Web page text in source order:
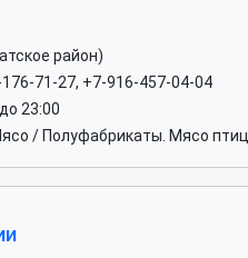
район)
71-27, +7-916-457-04-04
23:00
/ Полуфабрикаты. Мясо